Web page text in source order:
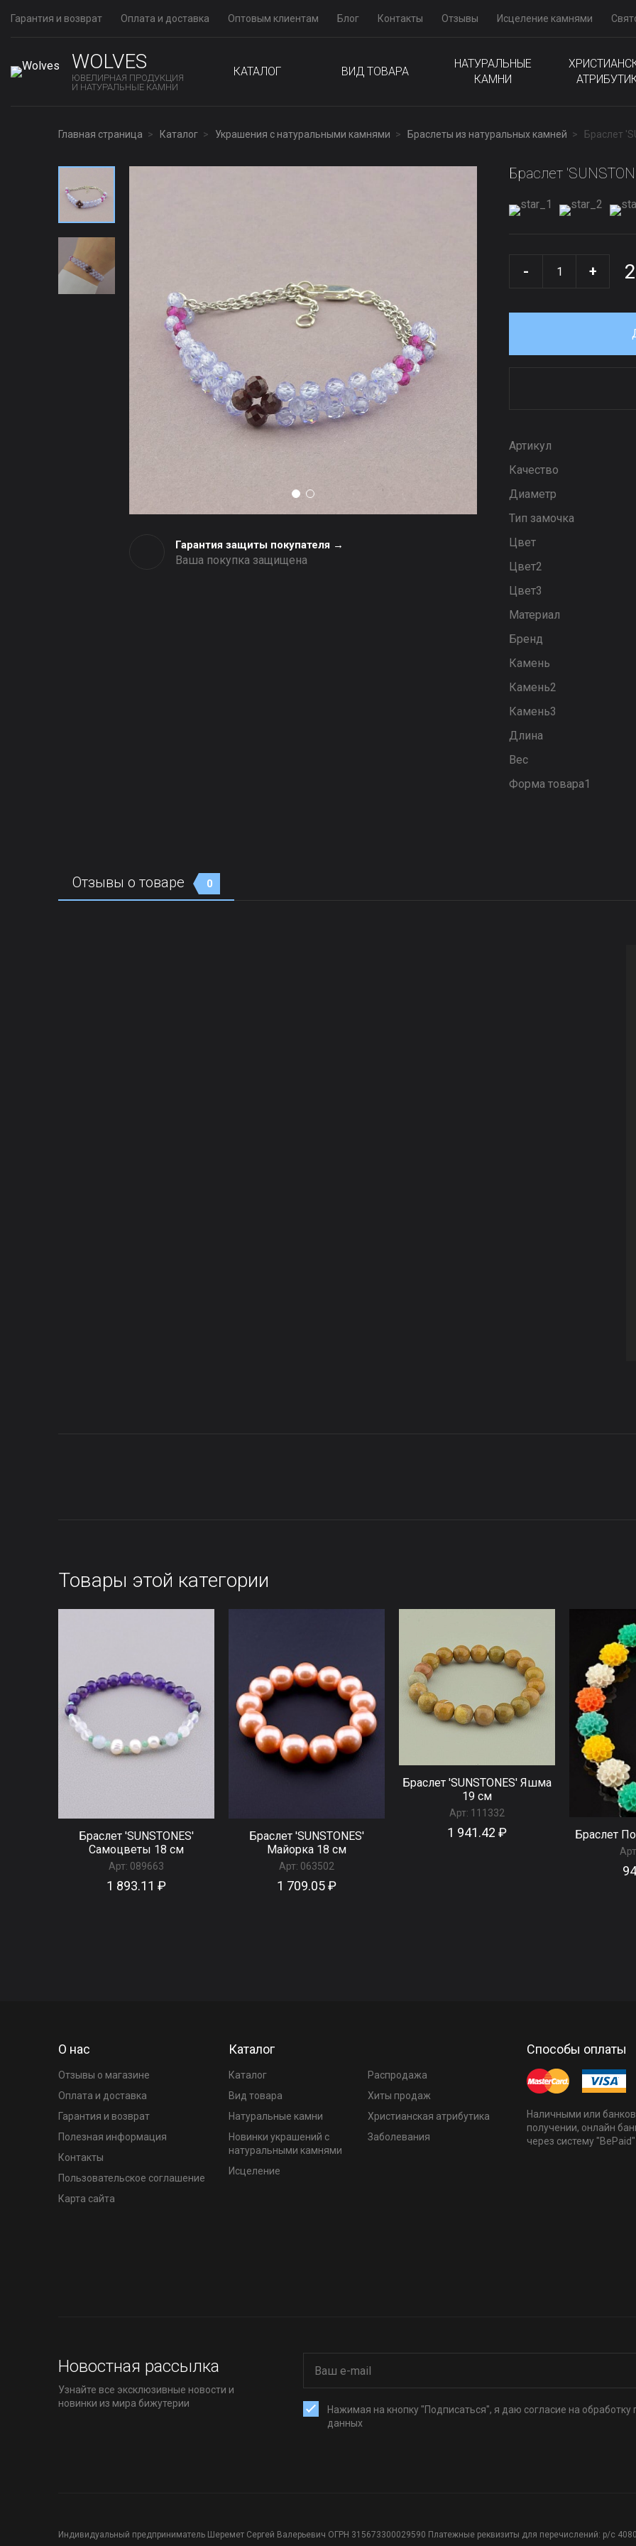
Гарантия и возврат Оплата и доставка Оптовым клиентам Блог Контакты Отзывы Исцеление камнями
WOLVES
ЮВЕЛИРНАЯ ПРОДУКЦИЯ
И НАТУРАЛЬНЫЕ КАМНИ
КАТАЛОГ ВИД ТОВАРА
НАТУРАЛЬНЫЕ
КАМНИ
Главная страница Каталог Украшения с натуральными камнями Браслеты из натуральных камней Браслет
Гарантия защиты покупателя →
Ваша покупка защищена
Браслет
- +
Артикул
Качество
Диаметр
Тип замочка
Цвет
Цвет2
Цвет3
Материал
Бренд
Камень
Камень2
Камень3
Длина
Вес
Форма товара1
Отзывы о товаре 0
Товары этой категории
Браслет 'SUNSTONES'
Самоцветы 18 см
Арт: 089663
1 893.11 ₽
Браслет 'SUNSTONES'
Майорка 18 см
Арт: 063502
1 709.05 ₽
Браслет 'SUNSTONES' Яшма
19 см
Арт: 111332
1 941.42 ₽ Браслет
О нас
Отзывы о магазине
Оплата и доставка
Гарантия и возврат
Полезная информация
Контакты
Пользовательское соглашение
Карта сайта
Каталог
Каталог
Вид товара
Натуральные камни
Новинки украшений с
натуральными камнями
Распродажа
Хиты продаж
Христианская атрибутика
Заболевания
Исцеление
Способы оплаты
Наличными или
получении, онлайн
через систему "BePaid"
Новостная рассылка
Узнайте все эксклюзивные новости и
новинки из мира бижутерии
Нажимая на кнопку "Подписаться", я даю согласие на обработку
данных
Индивидуальный предприниматель Шеремет Сергей Валерьевич ОГРН 315673300029590 Платежные реквизиты для перечислений: р/с